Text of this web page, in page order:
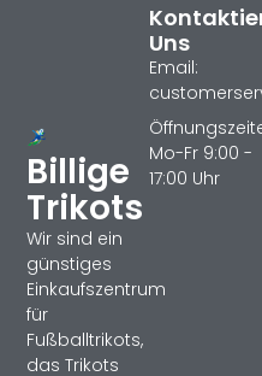
Billige
Trikots
Wir sind ein
günstiges
Einkaufszentrum
für
Fußballtrikots,
das Trikots
Uns
Email:
Mo-Fr 9:00 -
17:00 Uhr